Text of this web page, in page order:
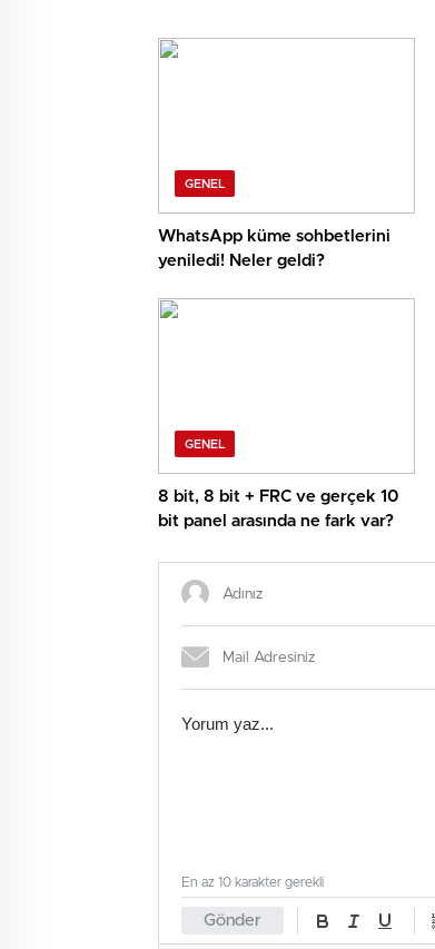
GENEL
WhatsApp küme sohbetlerini
yeniledi! Neler geldi?
GENEL
8 bit, 8 bit + FRC ve gerçek 10
bit panel arasında ne fark var?
Gönder
En az 10 karakter gerekli